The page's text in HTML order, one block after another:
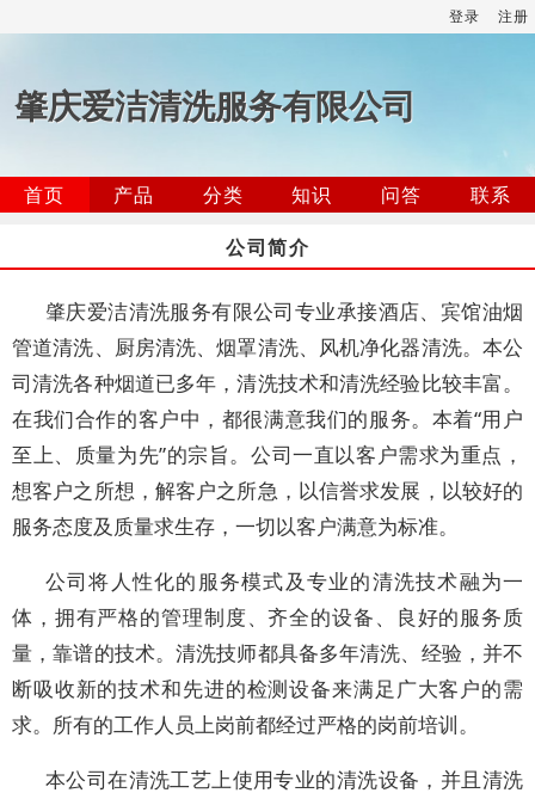
登录 注册
肇庆爱洁清洗服务有限公司
首页 产品 分类 知识 问答
联系
公司简介
肇庆爱洁清洗服务有限公司专业承接酒店、宾馆油烟
管道清洗、厨房清洗、烟罩清洗、风机净化器清洗。本公
司清洗各种烟道已多年，清洗技术和清洗经验比较丰富。
在我们合作的客户中，都很满意我们的服务。本着“用户
至上、质量为先”的宗旨。公司一直以客户需求为重点，
想客户之所想，解客户之所急，以信誉求发展，以较好的
服务态度及质量求生存，一切以客户满意为标准。
公司将人性化的服务模式及专业的清洗技术融为一
体，拥有严格的管理制度、齐全的设备、良好的服务质
量，靠谱的技术。清洗技师都具备多年清洗、经验，并不
断吸收新的技术和先进的检测设备来满足广大客户的需
求。所有的工作人员上岗前都经过严格的岗前培训。
本公司在清洗工艺上使用专业的清洗设备，并且清洗